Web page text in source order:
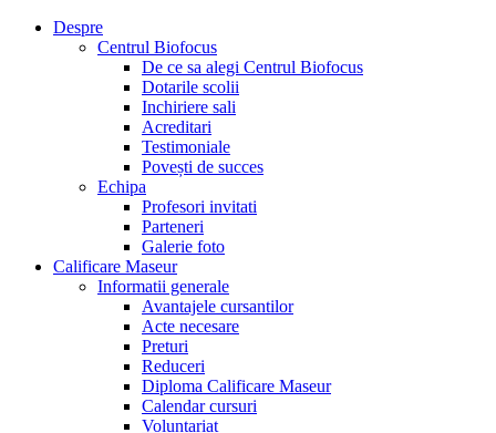
Despre
Centrul Biofocus
De ce sa alegi Centrul Biofocus
Dotarile scolii
Inchiriere sali
Acreditari
Testimoniale
Povești de succes
Echipa
Profesori invitati
Parteneri
Galerie foto
Calificare Maseur
Informatii generale
Avantajele cursantilor
Acte necesare
Preturi
Reduceri
Diploma Calificare Maseur
Calendar cursuri
Voluntariat